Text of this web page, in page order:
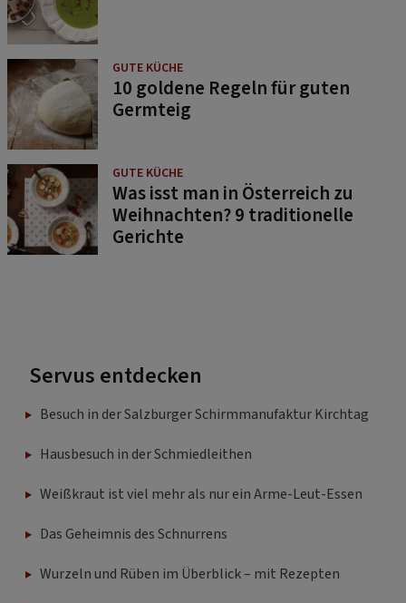
GUTE KÜCHE
10 goldene Regeln für guten
Germteig
GUTE KÜCHE
Was isst man in Österreich zu
Weihnachten? 9 traditionelle
Gerichte
Servus entdecken
Besuch in der Salzburger Schirmmanufaktur Kirchtag
Hausbesuch in der Schmiedleithen
Weißkraut ist viel mehr als nur ein Arme-Leut-Essen
Das Geheimnis des Schnurrens
Wurzeln und Rüben im Überblick – mit Rezepten